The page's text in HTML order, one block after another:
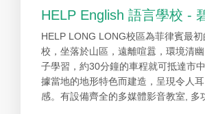
HELP English 語言學校 -
HELP LONG LONG校區為菲律賓最
校，坐落於山區，遠離喧囂，環境清
子學習，約30分鐘的車程就可抵達市
據當地的地形特色而建造，呈現令人
感。有設備齊全的多媒體影音教室, 多